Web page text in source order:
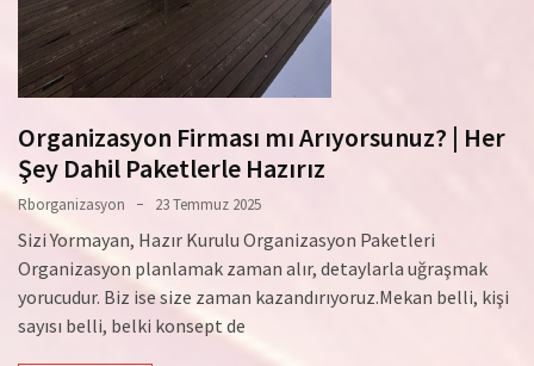
Organizasyon Firması mı Arıyorsunuz? | Her
Şey Dahil Paketlerle Hazırız
Rborganizasyon 23 Temmuz 2025
Sizi Yormayan, Hazır Kurulu Organizasyon Paketleri
Organizasyon planlamak zaman alır, detaylarla uğraşmak
yorucudur. Biz ise size zaman kazandırıyoruz.Mekan belli, kişi
sayısı belli, belki konsept de